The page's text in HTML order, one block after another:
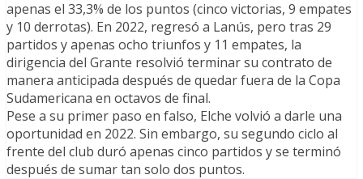
apenas el 33,3% de los puntos (cinco victorias, 9 empates
y 10 derrotas). En 2022, regresó a Lanús, pero tras 29
partidos y apenas ocho triunfos y 11 empates, la
dirigencia del Grante resolvió terminar su contrato de
manera anticipada después de quedar fuera de la Copa
Sudamericana en octavos de final.
Pese a su primer paso en falso, Elche volvió a darle una
oportunidad en 2022. Sin embargo, su segundo ciclo al
frente del club duró apenas cinco partidos y se terminó
después de sumar tan solo dos puntos.